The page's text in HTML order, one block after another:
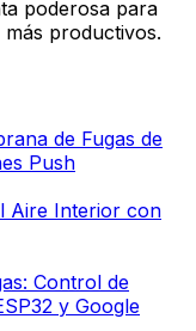
poderosa para
productivos.
de Fugas de
Push
Aire Interior con
Control de
y Google